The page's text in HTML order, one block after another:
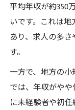
平均年収が約350
いです。これは
あり、求人の多
す。
一方で、地方の
では、年収がや
に未経験者や初